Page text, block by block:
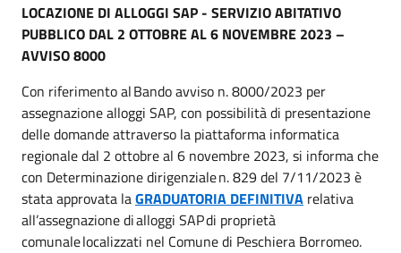
LOCAZIONE DI ALLOGGI SAP - SERVIZIO ABITATIVO
PUBBLICO DAL 2 OTTOBRE AL 6 NOVEMBRE 2023 –
AVVISO 8000
Con riferimento al Bando avviso n. 8000/2023 per
assegnazione alloggi SAP, con possibilità di presentazione
delle domande attraverso la piattaforma informatica
regionale dal 2 ottobre al 6 novembre 2023, si informa che
con Determinazione dirigenziale n. 829 del 7/11/2023 è
stata approvata laGRADUATORIA DEFINITIVA relativa
all’assegnazione di alloggi SAP di proprietà
comunale localizzati nel Comune di Peschiera Borromeo.